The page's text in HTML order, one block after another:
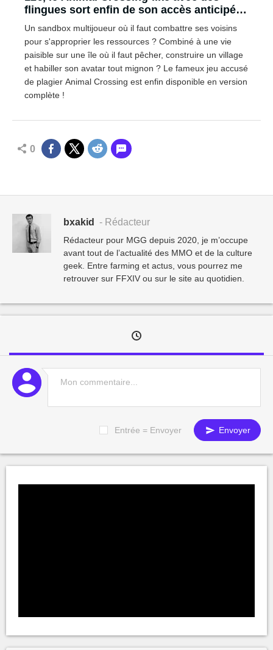
flingues sort enfin de son accès anticipé
sur Steam
Un sandbox multijoueur où il faut combattre ses voisins
pour s'approprier les ressources ? Combiné à une vie
paisible sur une île où il faut pêcher, construire un village
et habiller son avatar tout mignon ? Le fameux jeu accusé
de plagier Animal Crossing est enfin disponible en version
complète !
0
bxakid - Rédacteur
Rédacteur pour MGG depuis 2020, je m’occupe
avant tout de l’actualité des MMO et de la culture
geek. Entre farming et actus, vous pourrez me
retrouver sur FFXIV ou sur le site au quotidien.
Entrée = Envoyer Envoyer